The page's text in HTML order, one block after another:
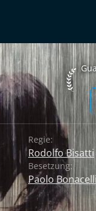
Regie:
Rodolfo Bisatti
Besetzung:
Paolo Bonacelli